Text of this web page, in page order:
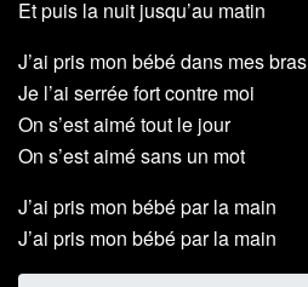
Et puis la nuit jusqu’au matin
J’ai pris mon bébé dans mes bras
Je l’ai serrée fort contre moi
On s’est aimé tout le jour
On s’est aimé sans un mot
J’ai pris mon bébé par la main
J’ai pris mon bébé par la main